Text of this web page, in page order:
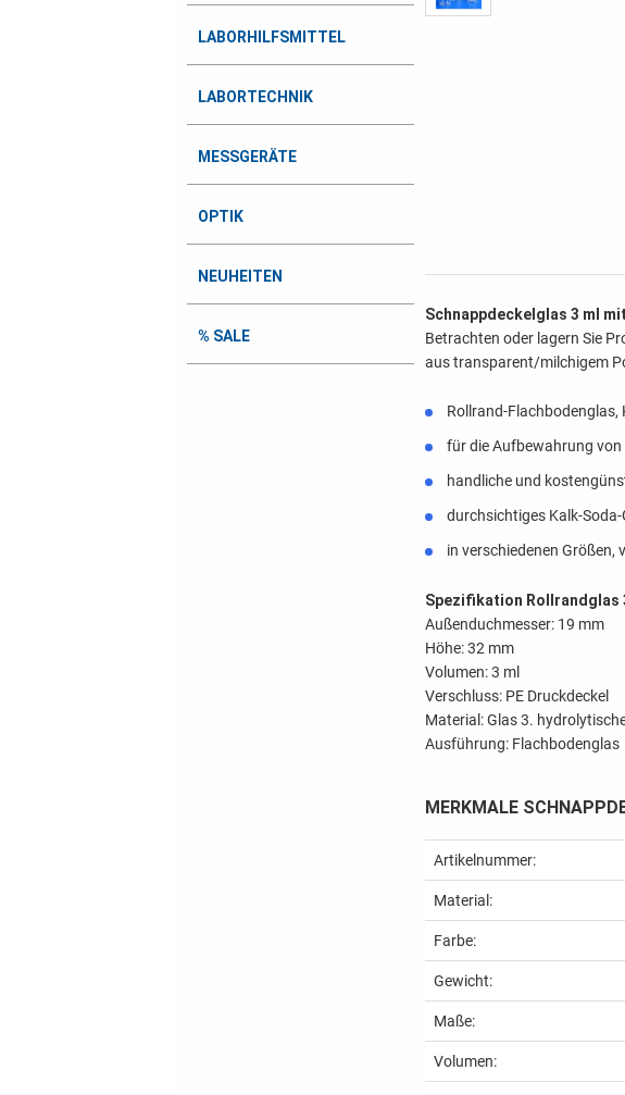
LABORHILFSMITTEL
LABORTECHNIK
MESSGERÄTE
OPTIK
NEUHEITEN
% SALE
Schnappdeckelglas 3 ml
Betrachten oder lagern Sie
aus transparent/milchigem
Rollrand-Flachbodenglas,
für die Aufbewahrung
handliche und
durchsichtiges Kalk-Soda-
in verschiedenen Größen,
Spezifikation Rollrandglas
Außenduchmesser: 19 mm
Höhe: 32 mm
Volumen: 3 ml
Verschluss: PE Druckdeckel
Material: Glas 3.
Ausführung: Flachbodenglas
MERKMALE
Artikelnummer:
Material:
Farbe:
Gewicht:
Maße:
Volumen: